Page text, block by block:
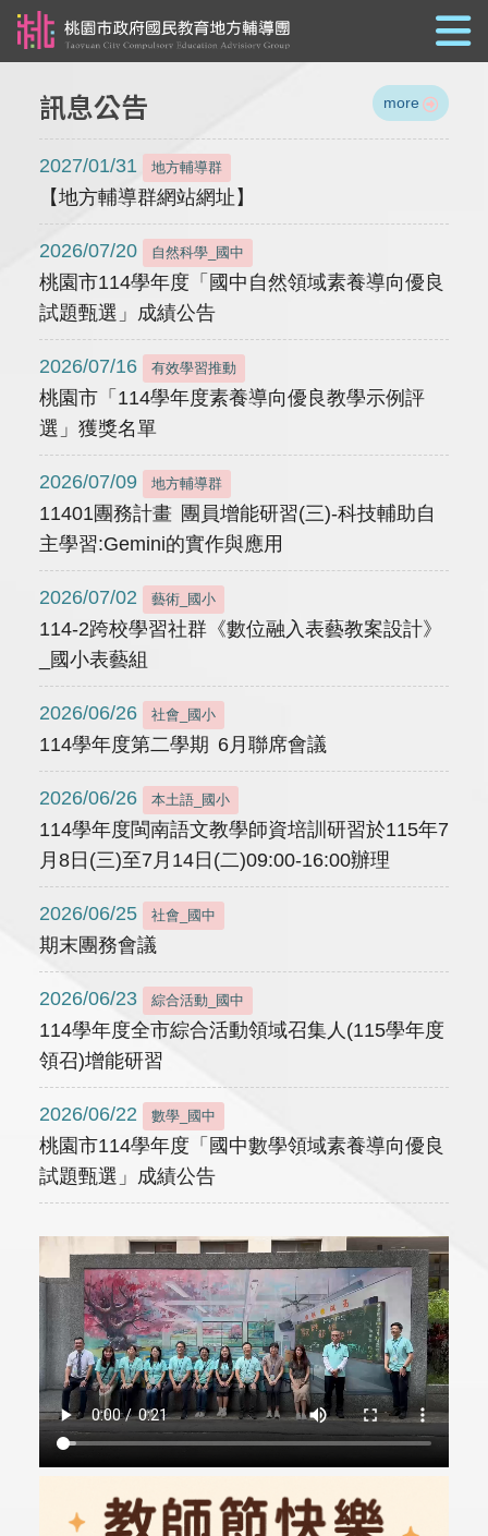
訊息公告 more
2027/01/31 地方輔導群
【地方輔導群網站網址】
2026/07/20 自然科學_國中
桃園市114學年度「國中自然領域素養導向優良
試題甄選」成績公告
2026/07/16 有效學習推動
桃園市「114學年度素養導向優良教學示例評
選」獲獎名單
2026/07/09 地方輔導群
11401團務計畫 團員增能研習(三)-科技輔助自
主學習:Gemini的實作與應用
2026/07/02 藝術_國小
114-2跨校學習社群《數位融入表藝教案設計》
_國小表藝組
2026/06/26 社會_國小
114學年度第二學期 6月聯席會議
2026/06/26 本土語_國小
114學年度閩南語文教學師資培訓研習於115年7
月8日(三)至7月14日(二)09:00-16:00辦理
2026/06/25 社會_國中
期末團務會議
2026/06/23 綜合活動_國中
114學年度全市綜合活動領域召集人(115學年度
領召)增能研習
2026/06/22 數學_國中
桃園市114學年度「國中數學領域素養導向優良
試題甄選」成績公告